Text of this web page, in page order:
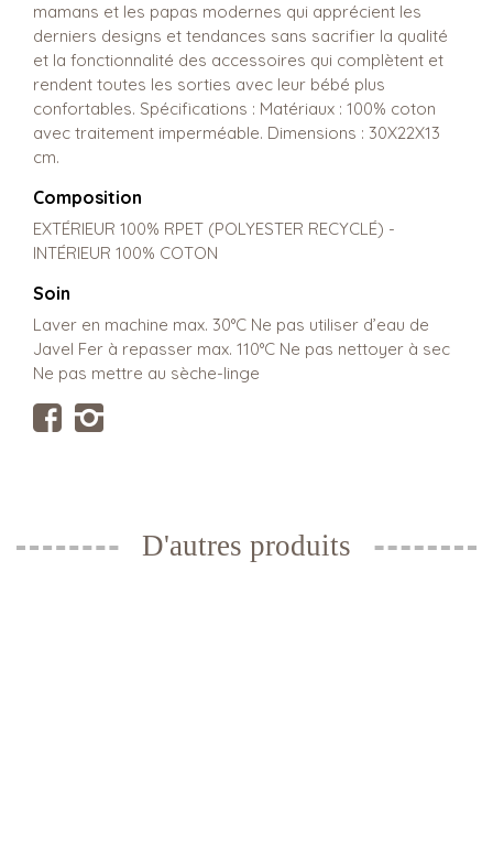
mamans et les papas modernes qui apprécient les
derniers designs et tendances sans sacrifier la qualité
et la fonctionnalité des accessoires qui complètent et
rendent toutes les sorties avec leur bébé plus
confortables. Spécifications : Matériaux : 100% coton
avec traitement imperméable. Dimensions : 30X22X13
cm.
Composition
EXTÉRIEUR 100% RPET (POLYESTER RECYCLÉ) -
INTÉRIEUR 100% COTON
Soin
Laver en machine max. 30°C Ne pas utiliser d’eau de
Javel Fer à repasser max. 110°C Ne pas nettoyer à sec
Ne pas mettre au sèche-linge
D'autres produits